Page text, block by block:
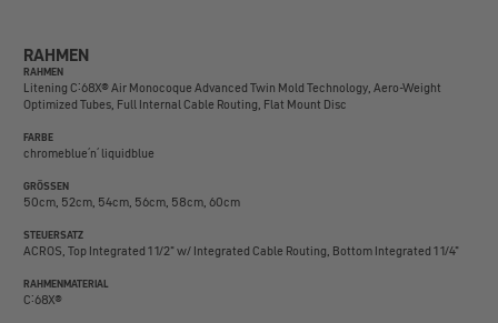
RAHMEN
RAHMEN
Litening C:68X® Air Monocoque Advanced Twin Mold Technology, Aero-Weight
Optimized Tubes, Full Internal Cable Routing, Flat Mount Disc
FARBE
chromeblue´n´ liquidblue
GRÖSSEN
50cm, 52cm, 54cm, 56cm, 58cm, 60cm
STEUERSATZ
ACROS, Top Integrated 1 1/2" w/ Integrated Cable Routing, Bottom Integrated 1 1/4"
RAHMENMATERIAL
C:68X®